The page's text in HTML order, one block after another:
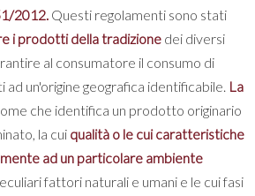
2012. Questi regolamenti sono stati
i prodotti della tradizione dei diversi
al consumatore il consumo di
ad un'origine geografica identificabile. La
che identifica un prodotto originario
la cui qualità o le cui caratteristiche
ad un particolare ambiente
fattori naturali e umani e le cui fasi